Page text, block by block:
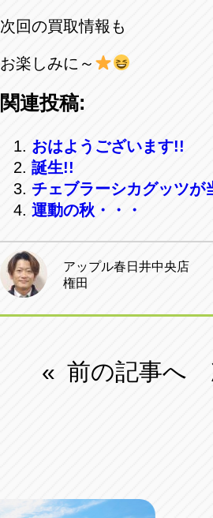
次回の買取情報も
お楽しみに～
関連投稿:
おはようございます!!
誕生!!
チェブラーシカグッツが
運動の秋・・・
アップル春日井中央店
権田
« 前の記事へ